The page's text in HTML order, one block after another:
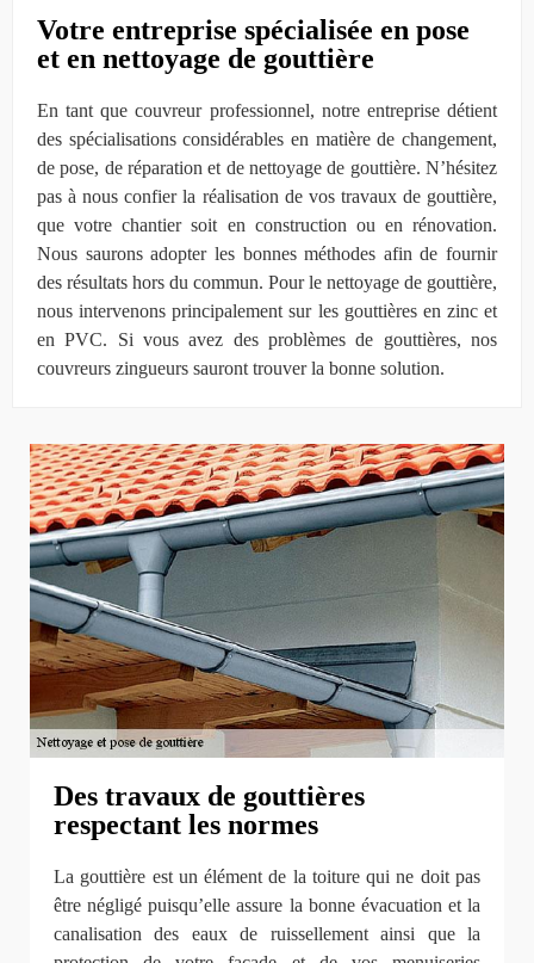
Votre entreprise spécialisée en pose
et en nettoyage de gouttière
En tant que couvreur professionnel, notre entreprise détient
des spécialisations considérables en matière de changement,
de pose, de réparation et de nettoyage de gouttière. N’hésitez
pas à nous confier la réalisation de vos travaux de gouttière,
que votre chantier soit en construction ou en rénovation.
Nous saurons adopter les bonnes méthodes afin de fournir
des résultats hors du commun. Pour le nettoyage de gouttière,
nous intervenons principalement sur les gouttières en zinc et
en PVC. Si vous avez des problèmes de gouttières, nos
couvreurs zingueurs sauront trouver la bonne solution.
Des travaux de gouttières
respectant les normes
La gouttière est un élément de la toiture qui ne doit pas
être négligé puisqu’elle assure la bonne évacuation et la
canalisation des eaux de ruissellement ainsi que la